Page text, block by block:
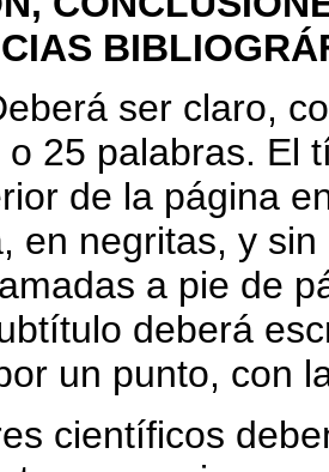
ser claro,
25 palabras. El
de la página
en negritas, y
a pie de
deberá
un punto, con
científicos